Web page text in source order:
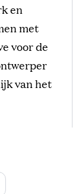
en
met
voor de
van het